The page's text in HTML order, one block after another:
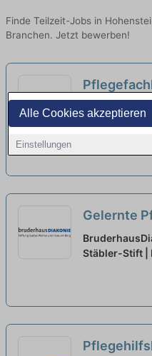
Alle Cookies akzeptieren
Einstellungen
Finde Teilzeit-Jobs in
Branchen. Jetzt bewerben!
-
Stäbler-Stift |
Gelernte
in Teilzeit
neu
Stäbler-Stift |